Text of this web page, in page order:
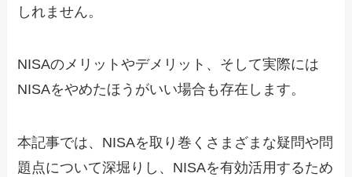
しれません。
NISAのメリットやデメリット、そして実際には
NISAをやめたほうがいい場合も存在します。
本記事では、NISAを取り巻くさまざまな疑問や問
題点について深堀りし、NISAを有効活用するため